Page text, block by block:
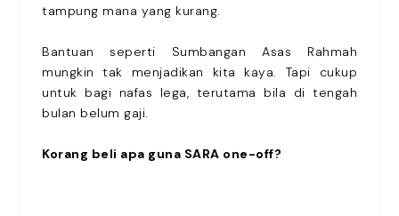
tampung mana yang kurang.
Bantuan seperti Sumbangan Asas Rahmah
mungkin tak menjadikan kita kaya. Tapi cukup
untuk bagi nafas lega, terutama bila di tengah
bulan belum gaji.
Korang beli apa guna SARA one-off?